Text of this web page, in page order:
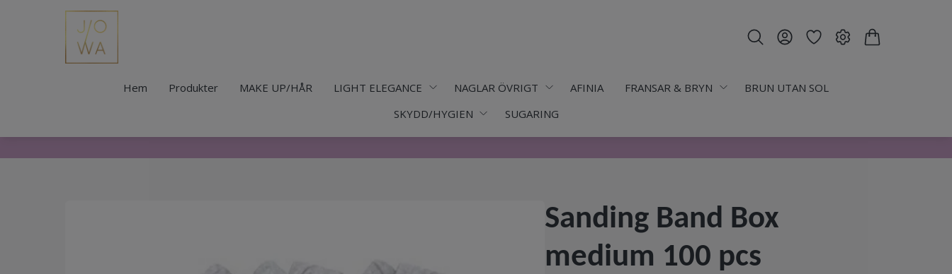
Hem Produkter MAKE UP/HÅR LIGHT ELEGANCE NAGLAR ÖVRIGT AFINIA FRANSAR & BRYN
BRUN UTAN SOL
SKYDD/HYGIEN
SUGARING
Sanding Band Box
medium 100 pcs